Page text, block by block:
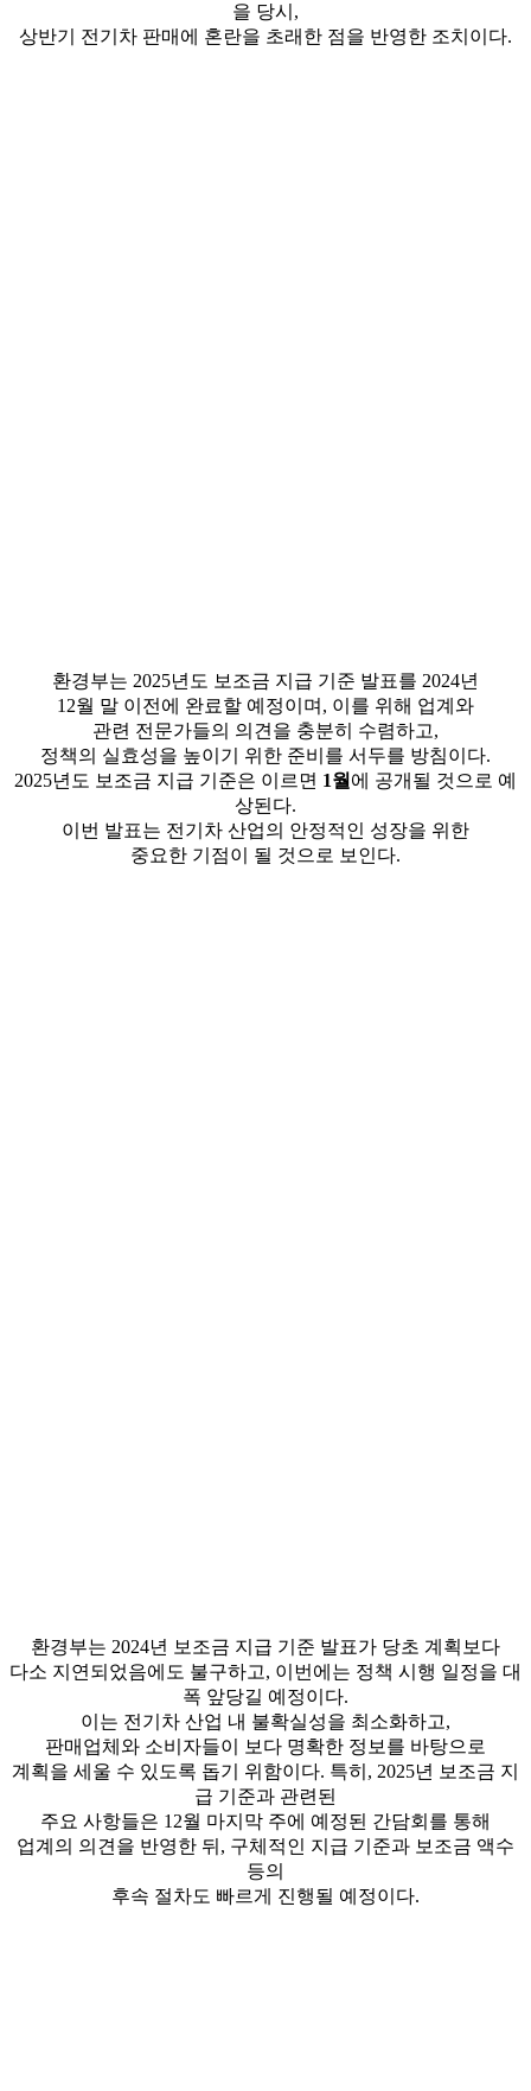
을 당시,
상반기 전기차 판매에 혼란을 초래한 점을 반영한 조치이다.
환경부는 2025년도 보조금 지급 기준 발표를 2024년
12월 말 이전에 완료할 예정이며, 이를 위해 업계와
관련 전문가들의 의견을 충분히 수렴하고,
정책의 실효성을 높이기 위한 준비를 서두를 방침이다.
2025년도 보조금 지급 기준은 이르면 1월 에 공개될 것으로 예
상된다.
이번 발표는 전기차 산업의 안정적인 성장을 위한
중요한 기점이 될 것으로 보인다.
환경부는 2024년 보조금 지급 기준 발표가 당초 계획보다
다소 지연되었음에도 불구하고, 이번에는 정책 시행 일정을 대
폭 앞당길 예정이다.
이는 전기차 산업 내 불확실성을 최소화하고,
판매업체와 소비자들이 보다 명확한 정보를 바탕으로
계획을 세울 수 있도록 돕기 위함이다. 특히, 2025년 보조금 지
급 기준과 관련된
주요 사항들은 12월 마지막 주에 예정된 간담회를 통해
업계의 의견을 반영한 뒤, 구체적인 지급 기준과 보조금 액수
등의
후속 절차도 빠르게 진행될 예정이다.